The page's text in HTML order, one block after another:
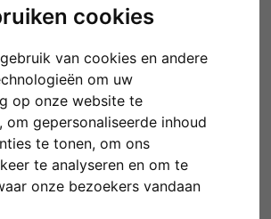
cookies
van cookies en andere
om uw
op onze website te
om gepersonaliseerde inhoud
te tonen, om ons
te analyseren en om te
onze bezoekers vandaan